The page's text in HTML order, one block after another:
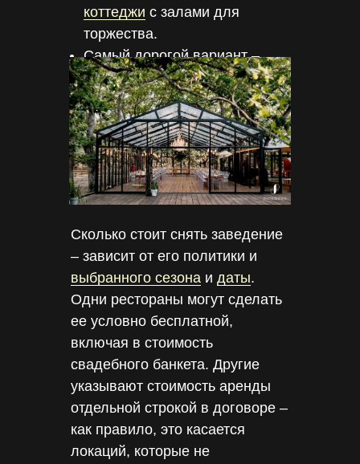
коттеджи с залами для
торжества.
Самый дорогой вариант –
усадьбы и замки.
Сколько стоит снять заведение
– зависит от его политики и
выбранного сезона и даты.
Одни рестораны могут сделать
ее условно бесплатной,
включая в стоимость
свадебного банкета. Другие
указывают стоимость аренды
отдельной строкой в договоре –
как правило, это касается
локаций, которые не